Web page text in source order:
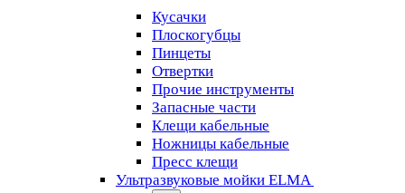
Кусачки
Плоскогубцы
Пинцеты
Отвертки
Прочие инструменты
Запасные части
Клещи кабельные
Ножницы кабельные
Пресс клещи
Ультразвуковые мойки ELMA